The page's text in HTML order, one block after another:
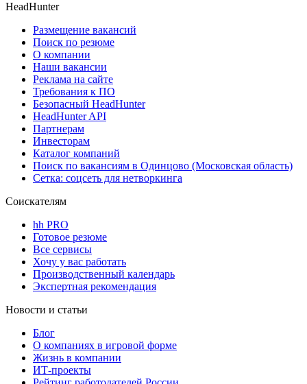
HeadHunter
Размещение вакансий
Поиск по резюме
О компании
Наши вакансии
Реклама на сайте
Требования к ПО
Безопасный HeadHunter
HeadHunter API
Партнерам
Инвесторам
Каталог компаний
Поиск по вакансиям в Одинцово (Московская область)
Сетка: соцсеть для нетворкинга
Соискателям
hh PRO
Готовое резюме
Все сервисы
Хочу у вас работать
Производственный календарь
Экспертная рекомендация
Новости и статьи
Блог
О компаниях в игровой форме
Жизнь в компании
ИТ-проекты